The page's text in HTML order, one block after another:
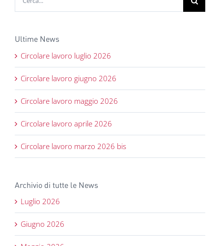
Ultime News
Circolare lavoro luglio 2026
Circolare lavoro giugno 2026
Circolare lavoro maggio 2026
Circolare lavoro aprile 2026
Circolare lavoro marzo 2026 bis
Archivio di tutte le News
Luglio 2026
Giugno 2026